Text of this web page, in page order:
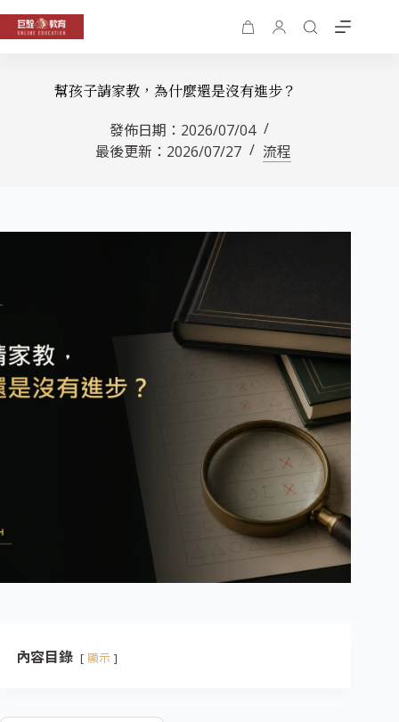
幫孩子請家教，為什麼還是沒有進步？
發佈日期： 2026/07/04
最後更新： 2026/07/27 流程
內容目錄 顯示